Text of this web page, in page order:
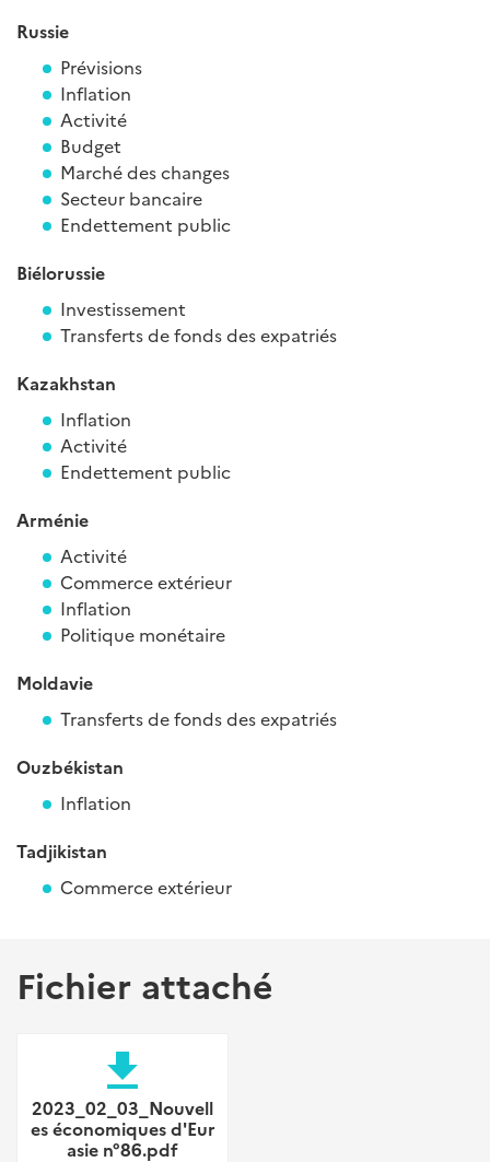
Russie
Prévisions
Inflation
Activité
Budget
Marché des changes
Secteur bancaire
Endettement public
Biélorussie
Investissement
Transferts de fonds des expatriés
Kazakhstan
Inflation
Activité
Endettement public
Arménie
Activité
Commerce extérieur
Inflation
Politique monétaire
Moldavie
Transferts de fonds des expatriés
Ouzbékistan
Inflation
Tadjikistan
Commerce extérieur
Fichier attaché
file_download
2023_02_03_Nouvell
es économiques d'Eur
asie n°86.pdf